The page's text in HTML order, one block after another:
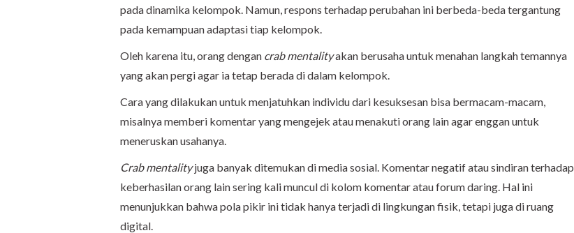
pada dinamika kelompok. Namun, respons terhadap perubahan ini berbeda-beda tergantung
pada kemampuan adaptasi tiap kelompok.
Oleh karena itu, orang dengan crab mentalityakan berusaha untuk menahan langkah temannya
yang akan pergi agar ia tetap berada di dalam kelompok.
Cara yang dilakukan untuk menjatuhkan individu dari kesuksesan bisa bermacam-macam,
misalnya memberi komentar yang mengejek atau menakuti orang lain agar enggan untuk
meneruskan usahanya.
Crab mentalityjuga banyak ditemukan di media sosial. Komentar negatif atau sindiran terhadap
keberhasilan orang lain sering kali muncul di kolom komentar atau forum daring. Hal ini
menunjukkan bahwa pola pikir ini tidak hanya terjadi di lingkungan fisik, tetapi juga di ruang
digital.